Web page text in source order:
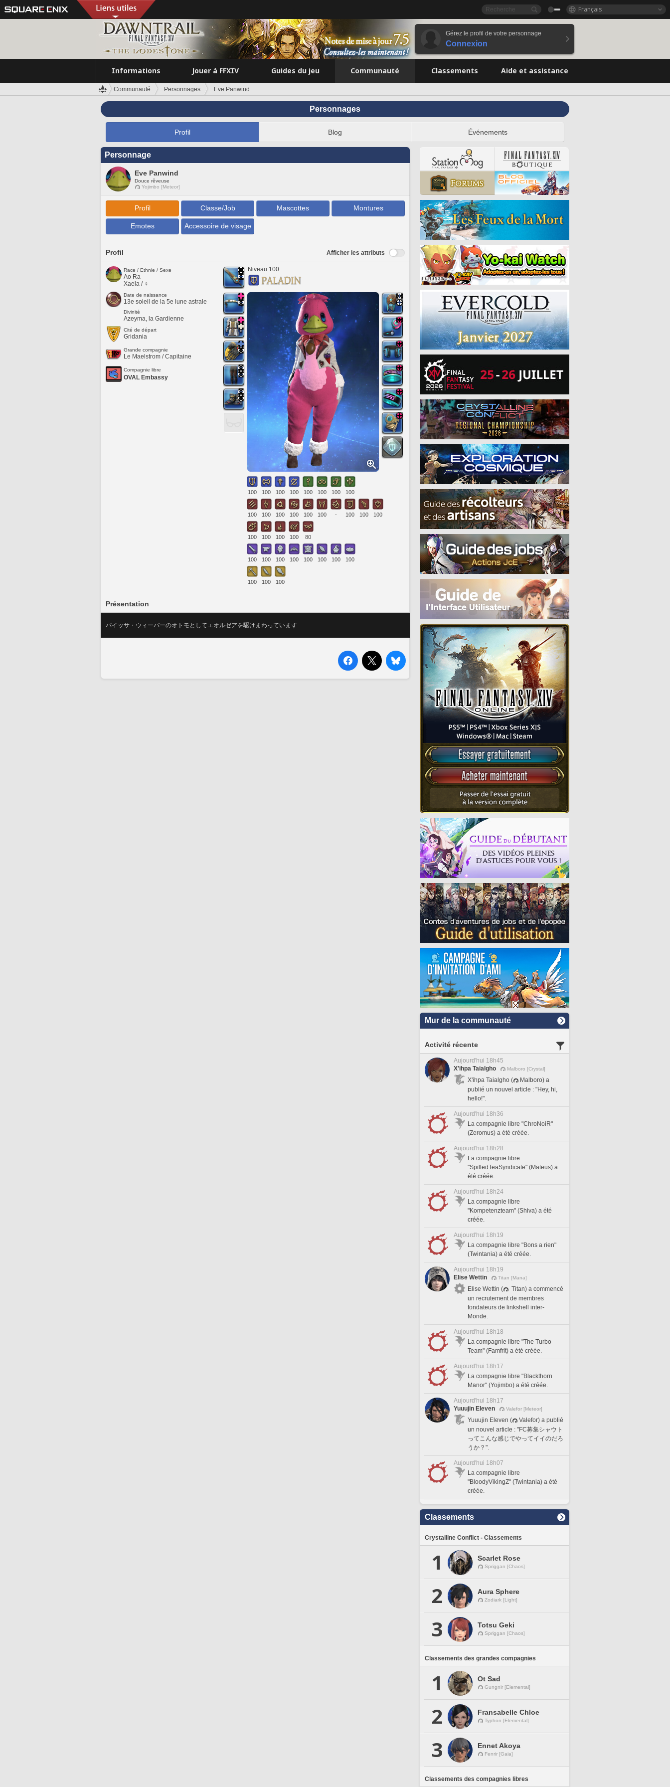
Français
Gérez le profil de votre personnage
Connexion
Informations Jouer à FFXIV Guides du jeu Communauté Classements Aide et assistance
Communauté Personnages Eve Panwind
Personnages
Profil Blog Événements
Personnage
Eve Panwind
Douce rêveuse
Yojimbo [Meteor]
Profil Classe/Job Mascottes Montures
Emotes Accessoire de visage
Profil Afficher les attributs
Race / Ethnie / Sexe
Ao Ra
Xaela / ♀
Date de naissance
13e soleil de la 5e lune astrale
Divinité
Azeyma, la Gardienne
Cité de départ
Gridania
Grande compagnie
Le Maelstrom / Capitaine
Compagnie libre
OVAL Embassy
Niveau 100
100 100 100 100 100 100 100 100
100 100 100 100 100 100 - 100 100 100
100 100 100 100 80
100 100 100 100 100 100 100 100
100 100 100
Présentation
パイッサ・ウィーバーのオトモとしてエオルゼアを駆けまわっています
Mur de la communauté
Activité récente
Aujourd'hui 18h45
X'ihpa Taialgho
Malboro [Crystal]
X'ihpa Taialgho (
Malboro) a
publié un nouvel article : "Hey, hi,
hello!".
Aujourd'hui 18h36
La compagnie libre "ChroNoiR"
(Zeromus) a été créée.
Aujourd'hui 18h28
La compagnie libre
"SpilledTeaSyndicate" (Mateus) a
été créée.
Aujourd'hui 18h24
La compagnie libre
"Kompetenzteam" (Shiva) a été
créée.
Aujourd'hui 18h19
La compagnie libre "Bons a rien"
(Twintania) a été créée.
Aujourd'hui 18h19
Elise Wettin
Titan [Mana]
Elise Wettin (
Titan) a commencé
un recrutement de membres
fondateurs de linkshell inter-
Monde.
Aujourd'hui 18h18
La compagnie libre "The Turbo
Team" (Famfrit) a été créée.
Aujourd'hui 18h17
La compagnie libre "Blackthorn
Manor" (Yojimbo) a été créée.
Aujourd'hui 18h17
Yuuujin Eleven
Valefor [Meteor]
Yuuujin Eleven (
Valefor) a publié
un nouvel article : "FC募集シャウト
ってこんな感じでやってイイのだろ
うか？".
Aujourd'hui 18h07
La compagnie libre
"BloodyVikingZ" (Twintania) a été
créée.
Classements
Crystalline Conflict - Classements
1 Scarlet Rose
Spriggan [Chaos]
2 Aura Sphere
Zodiark [Light]
3 Totsu Geki
Spriggan [Chaos]
Classements des grandes compagnies
1 Ot Sad
Gungnir [Elemental]
2 Fransabelle Chloe
Typhon [Elemental]
3 Ennet Akoya
Fenrir [Gaia]
Classements des compagnies libres